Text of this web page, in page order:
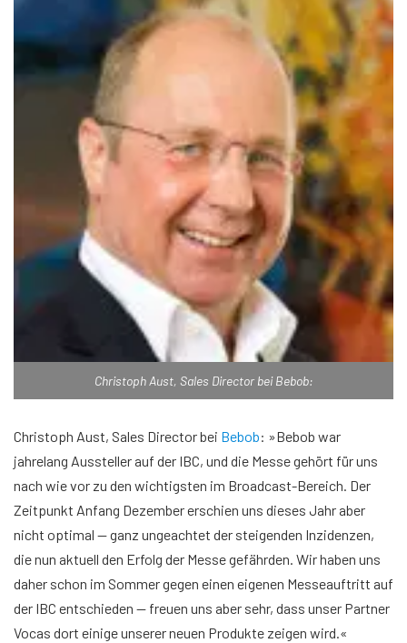
Christoph Aust, Sales Director bei Bebob:
Christoph Aust, Sales Director bei Bebob: »Bebob war
jahrelang Aussteller auf der IBC, und die Messe gehört für uns
nach wie vor zu den wichtigsten im Broadcast-Bereich. Der
Zeitpunkt Anfang Dezember erschien uns dieses Jahr aber
nicht optimal — ganz ungeachtet der steigenden Inzidenzen,
die nun aktuell den Erfolg der Messe gefährden. Wir haben uns
daher schon im Sommer gegen einen eigenen Messeauftritt auf
der IBC entschieden — freuen uns aber sehr, dass unser Partner
Vocas dort einige unserer neuen Produkte zeigen wird.«